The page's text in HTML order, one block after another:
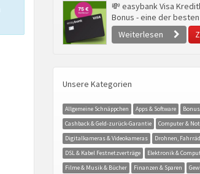
💸 easybank Visa
Bonus - eine der
Weiterlesen
Unsere Kategorien
Allgemeine Schnäppchen Apps & Software
Cashback & Geld-zurück-Garantie
Computer &
Digitalkameras & Videokameras
Drohnen,
DSL & Kabel Festnetzverträge
Elektronik &
Filme & Musik & Bücher
Finanzen & Sparen